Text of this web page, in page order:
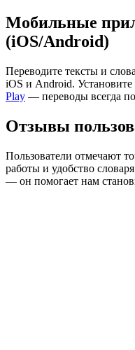
Мобильные
(iOS/Android)
Переводите тексты и
iOS и Android.
Play — переводы всегда
Отзывы
Пользователи отмечают
работы и удобство
— он помогает нам